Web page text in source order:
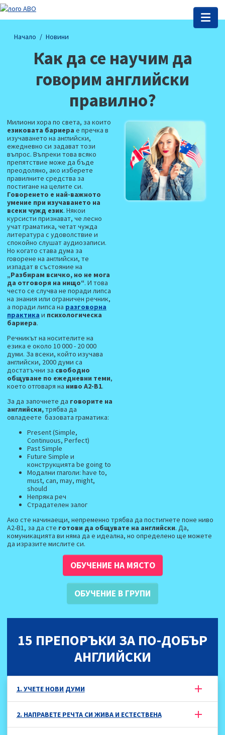
Начало Новини
Как да се научим да
говорим английски
правилно?
Милиони хора по света, за които
езиковата бариера е пречка в
изучаването на английски,
ежедневно си задават този
въпрос. Въпреки това всяко
препятствие може да бъде
преодоляно, ако изберете
правилните средства за
постигане на целите си.
Говоренето е най-важното
умение при изучаването на
всеки чужд език. Някои
курсисти признават, че лесно
учат граматика, четат чужда
литература с удоволствие и
спокойно слушат аудиозаписи.
Но когато става дума за
говорене на английски, те
изпадат в състояние на
„Разбирам всичко, но не мога
да отговоря на нищо“. И това
често се случва не поради липса
на знания или ограничен речник,
а поради липса на разговорна
практика и психологическа
бариера.
Речникът на носителите на
езика е около 10 000 - 20 000
думи. За всеки, който изучава
английски, 2000 думи са
достатъчни за свободно
общуване по ежедневни теми,
което отговаря на ниво А2-В1.
За да започнете да говорите на
английски,трябва да
овладеете базовата граматика:
Present (Simple,
Continuous, Perfect)
Past Simple
Future Simple и
конструкцията be going to
Модални глаголи: have to,
must, can, may, might,
should
Непряка реч
Страдателен залог
Ако сте начинаещи, непременно трябва да постигнете поне ниво
А2-В1, за да сте готови да общувате на английски. Да,
комуникацията ви няма да е идеална, но определено ще можете
да изразите мислите си.
ОБУЧЕНИЕ НА МЯСТО
ОБУЧЕНИЕ В ГРУПИ
15 ПРЕПОРЪКИ ЗА ПО-ДОБЪР
АНГЛИЙСКИ
1. УЧЕТЕ НОВИ ДУМИ
2. НАПРАВЕТЕ РЕЧТА СИ ЖИВА И ЕСТЕСТВЕНА